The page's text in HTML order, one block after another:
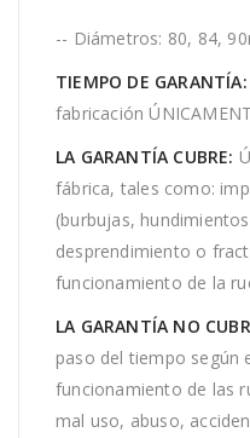
-- Diámetros: 80, 84,
TIEMPO DE GARANTÍA:
fabricación
LA GARANTÍA CUBRE:
fábrica, tales como:
(burbujas,
desprendimiento o
funcionamiento de la
LA GARANTÍA NO
paso del tiempo según
funcionamiento de las
mal uso, abuso,